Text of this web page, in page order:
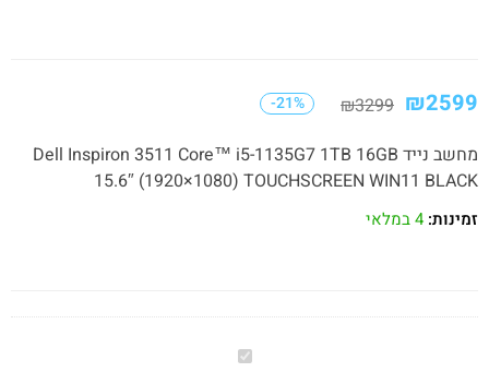
₪2599
₪3299
-21%
מחשב נייד Dell Inspiron 3511 Core™ i5-1135G7 1TB 16GB
15.6″ (1920×1080) TOUCHSCREEN WIN11 BLACK
זמינות: 4 במלאי
מחשב